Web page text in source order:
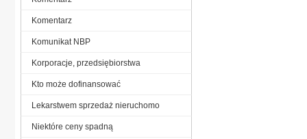
Komentarz
Komunikat NBP
Korporacje, przedsiębiorstwa
Kto może dofinansować
Lekarstwem sprzedaż nieruchomo
Niektóre ceny spadną